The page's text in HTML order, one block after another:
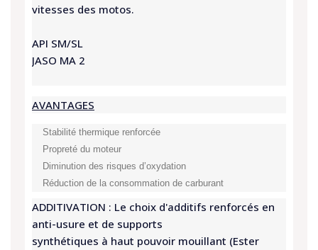
vitesses des motos.
API SM/SL
JASO MA 2
AVANTAGES
Stabilité thermique renforcée
Propreté du moteur
Diminution des risques d’oxydation
Réduction de la consommation de carburant
ADDITIVATION : Le choix d'additifs renforcés en
anti-usure et de supports
synthétiques à haut pouvoir mouillant (Ester